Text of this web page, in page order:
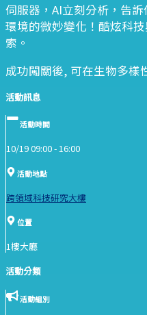
伺服器，AI立刻分析，告
環境的微妙變化！酷炫科
索。
成功闖關後, 可在生物多樣
活動訊息
活動時間
10/19 09:00 -16:00
活動地點
跨領域科技研究大樓
位置
1樓大廳
活動分類
活動組別